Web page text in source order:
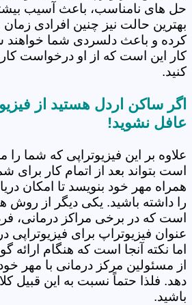
حل های نامناسب، باعث آسیب
بهترین حالت نیز چنین افرادی
کرده و باعث دلسردی شما خواهند
کار این است که از او درخواست
کنید.
اگر ساکن اردل هستید از
عافل نشوید!
علاوه بر این فیزیوتراپی که شما را
است بتواند بعد از اتمام کار برای
همراه مهر خود بنویسد تا امکان
را داشته باشید. یکی دیگر از روش
است که در برخی مراکز درمانی،
عنوان فیزیوتراپ برای
اما نکته آنجا است که هنگام ارائه
از مسئولین مرکز درمانی با مهر
دهد. فلذا حتماً نسبت به این قبیل
باشید.